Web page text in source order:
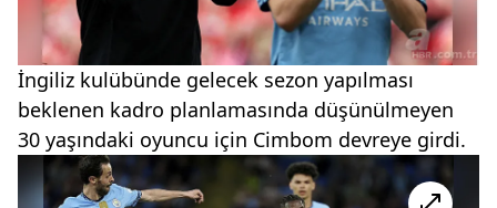
İngiliz kulübünde gelecek sezon yapılması
beklenen kadro planlamasında düşünülmeyen
30 yaşındaki oyuncu için Cimbom devreye girdi.